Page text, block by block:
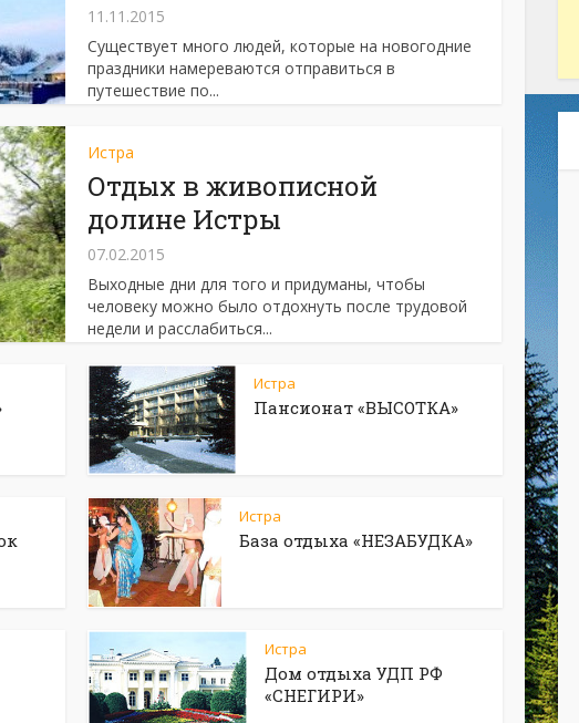
11.11.2015
Существует много людей, которые на новогодние
праздники намереваются отправиться в
путешествие по...
Истра
Отдых в живописной
долине Истры
07.02.2015
Выходные дни для того и придуманы, чтобы
человеку можно было отдохнуть после трудовой
недели и расслабиться...
Истра
Пансионат «ВЫСОТКА»
Истра
База отдыха «НЕЗАБУДКА»
Истра
Дом отдыха УДП РФ
«СНЕГИРИ»